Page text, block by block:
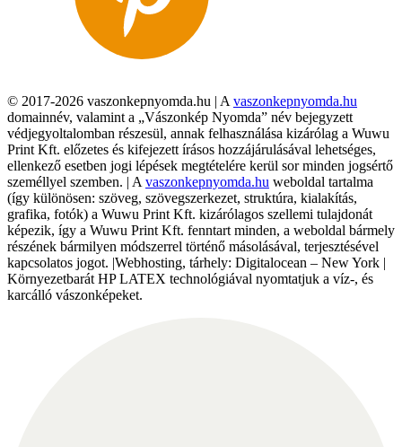
© 2017-2026 vaszonkepnyomda.hu | A vaszonkepnyomda.hu
domainnév, valamint a „Vászonkép Nyomda” név bejegyzett
védjegyoltalomban részesül, annak felhasználása kizárólag a Wuwu
Print Kft. előzetes és kifejezett írásos hozzájárulásával lehetséges,
ellenkező esetben jogi lépések megtételére kerül sor minden jogsértő
személlyel szemben. | A vaszonkepnyomda.hu weboldal tartalma
(így különösen: szöveg, szövegszerkezet, struktúra, kialakítás,
grafika, fotók) a Wuwu Print Kft. kizárólagos szellemi tulajdonát
képezik, így a Wuwu Print Kft. fenntart minden, a weboldal bármely
részének bármilyen módszerrel történő másolásával, terjesztésével
kapcsolatos jogot. |Webhosting, tárhely: Digitalocean – New York |
Környezetbarát HP LATEX technológiával nyomtatjuk a víz-, és
karcálló vászonképeket.